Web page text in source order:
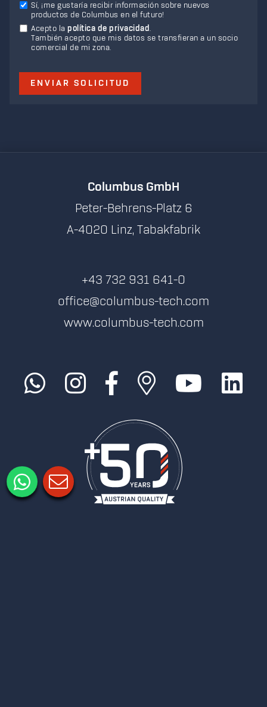
Sí, ¡me gustaría recibir información sobre nuevos
productos de Columbus en el futuro!
Acepto la política de privacidad.
También acepto que mis datos se transfieran a un socio
comercial de mi zona.
ENVIAR SOLICITUD
Columbus GmbH
Peter-Behrens-Platz 6
A-4020 Linz, Tabakfabrik
+43 732 931 641-0
office@columbus-tech.com
www.columbus-tech.com